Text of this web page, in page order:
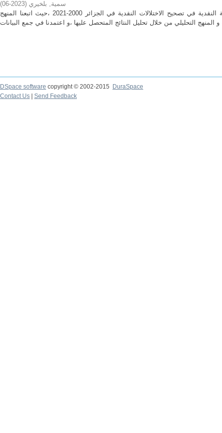
سمية, بلخيري (
2023-06
)
هدفت الدراسة للبحث عن فعالية السياسة النقدية في تصحيح الاختلالات النقدية في الجزائر 2000-2021 ،حيث اتبعنا المنهج
DSpace software copyright © 2002-2015
DuraSpace
Contact Us
Send Feedback